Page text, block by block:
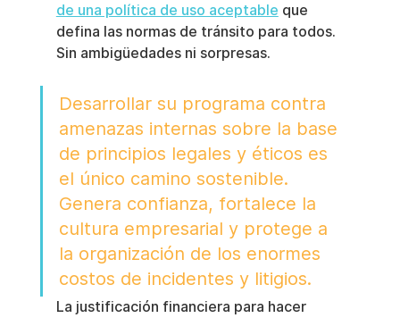
de una política de uso aceptable que
defina las normas de tránsito para todos.
Sin ambigüedades ni sorpresas.
Desarrollar su programa contra
amenazas internas sobre la base
de principios legales y éticos es
el único camino sostenible.
Genera confianza, fortalece la
cultura empresarial y protege a
la organización de los enormes
costos de incidentes y litigios.
La justificación financiera para hacer